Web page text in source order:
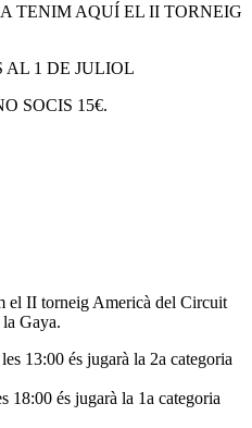
TENIM AQUÍ EL II TORNEIG
AL 1 DE JULIOL
SOCIS 15€.
el II torneig Americà del Circuit
Gaya.
13:00 és jugarà la 2a categoria
és jugarà la 1a categoria